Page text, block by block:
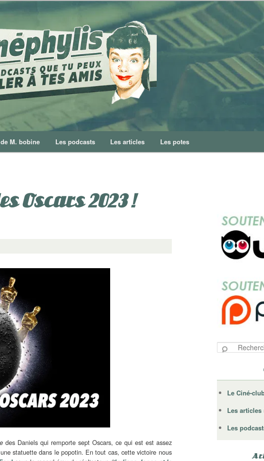
M. bobine Les podcasts Les articles Les potes
Oscars 2023 !
des Daniels qui remporte sept Oscars, ce qui est est assez
statuette dans le popotin. En tout cas, cette victoire nous
h
Le Ciné-
Les articles
Les